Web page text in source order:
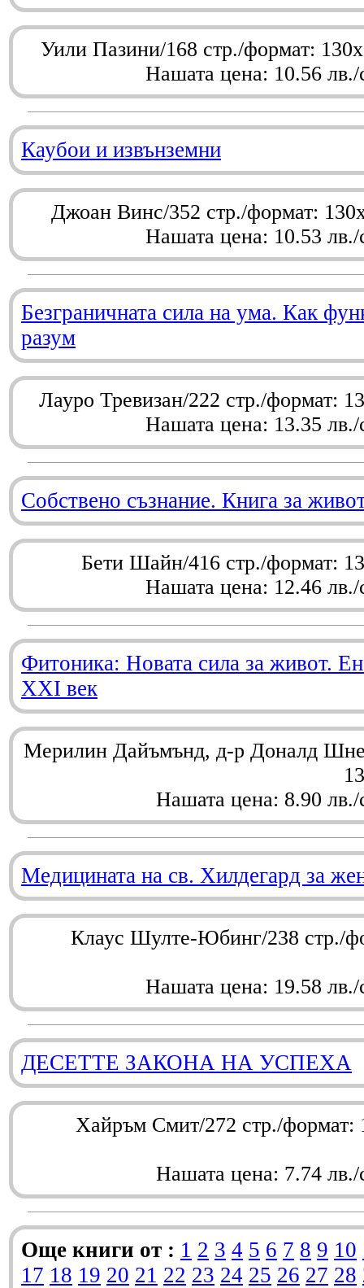
Уили Пазини/168 стр./формат:
Нашата цена: 10.56 лв./
Каубои и извънземни
Джоан Винс/352 стр./формат:
Нашата цена: 10.53 лв./
Безграничната сила на ума. Как
разум
Лауро Тревизан/222 стр./формат:
Нашата цена: 13.35 лв./
Собствено съзнание. Книга за
Бети Шайн/416 стр./формат:
Нашата цена: 12.46 лв./
Фитоника: Новата сила за живот.
XXI век
Мерилин Дайъмънд, д-р Доналд
Нашата цена: 8.90 лв./
Медицината на св. Хилдегард за
Клаус Шулте-Юбинг/238 стр./
Нашата цена: 19.58 лв./
ДЕСЕТТЕ ЗАКОНА НА УСПЕХА
Хайръм Смит/272 стр./
Нашата цена: 7.74 лв./
Още книги от : 1 2 3 4 5 6 7 8 9 10
17 18 19 20 21 22 23 24 25 26 27 28